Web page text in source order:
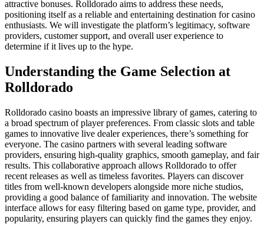
attractive bonuses. Rolldorado aims to address these needs,
positioning itself as a reliable and entertaining destination for casino
enthusiasts. We will investigate the platform’s legitimacy, software
providers, customer support, and overall user experience to
determine if it lives up to the hype.
Understanding the Game Selection at
Rolldorado
Rolldorado casino boasts an impressive library of games, catering to
a broad spectrum of player preferences. From classic slots and table
games to innovative live dealer experiences, there’s something for
everyone. The casino partners with several leading software
providers, ensuring high-quality graphics, smooth gameplay, and fair
results. This collaborative approach allows Rolldorado to offer
recent releases as well as timeless favorites. Players can discover
titles from well-known developers alongside more niche studios,
providing a good balance of familiarity and innovation. The website
interface allows for easy filtering based on game type, provider, and
popularity, ensuring players can quickly find the games they enjoy.